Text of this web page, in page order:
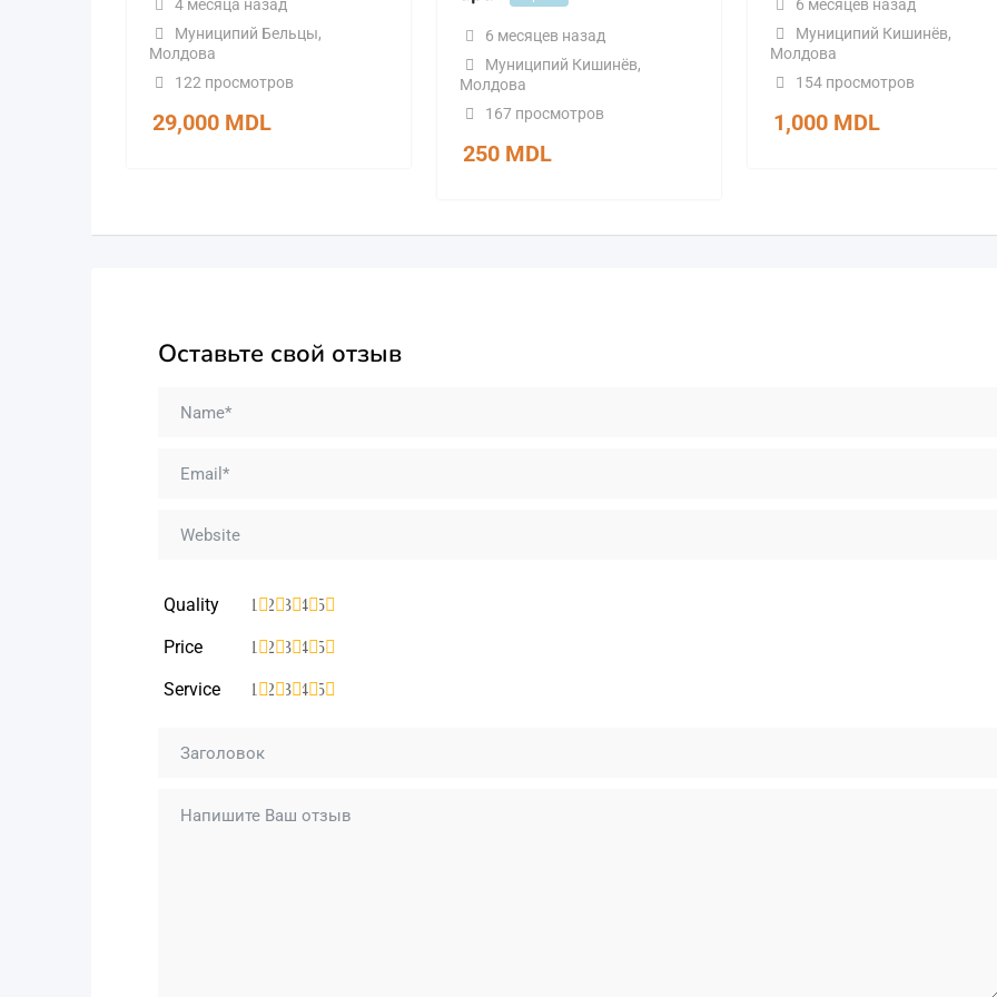
4 месяца назад
Муниципий Бельцы,
Молдова
122 просмотров
29,000 MDL
6 месяцев назад
Муниципий Кишинёв,
Молдова
167 просмотров
250 MDL
6 месяцев назад
Муниципий Кишинёв,
Молдова
154 просмотров
1,000 MDL
Оставьте свой отзыв
Quality 5
4
3
2
1
Price 5
4
3
2
1
Service 5
4
3
2
1